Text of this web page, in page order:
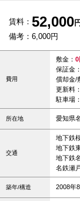
賃料： 52,000
備考：6,000円
費用
敷金： 0
保証金
償却金/
更新料
駐車場
所在地 愛知県
交通
地下鉄
地下鉄
地下鉄
名鉄瀬
築年/構造 2008年